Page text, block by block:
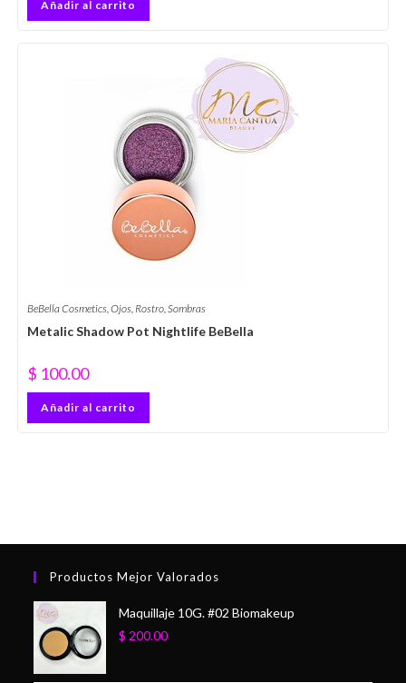
Añadir al carrito
BeBella Cosmetics, Ojos, Rostro, Sombras
Metalic Shadow Pot Nightlife BeBella
$ 100.00
Añadir al carrito
Productos Mejor Valorados
Maquillaje 10G. #02 Biomakeup
$ 200.00